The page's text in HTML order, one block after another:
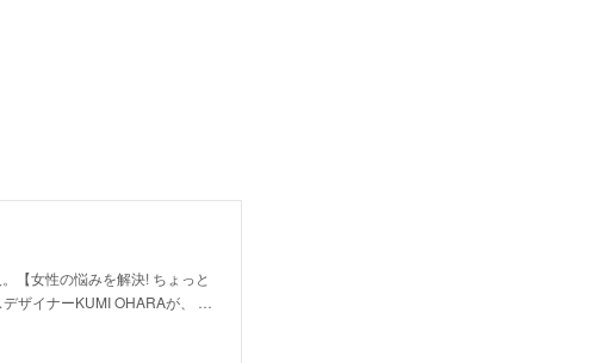
【女性の悩みを解決! ちょっと
デザイナーKUMI OHARAが、 …